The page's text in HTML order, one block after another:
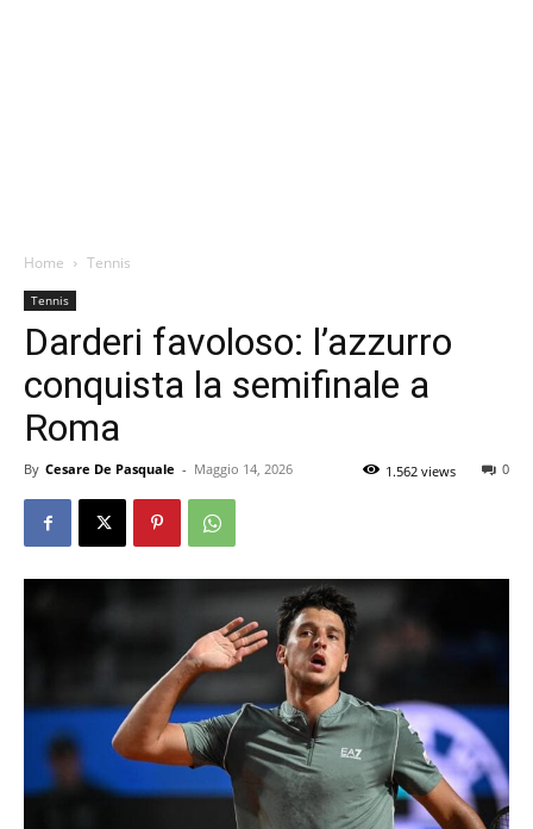
Home Tennis
Tennis
Darderi favoloso: l’azzurro
conquista la semifinale a
Roma
By Cesare De Pasquale - Maggio 14, 2026 0
1.562 views